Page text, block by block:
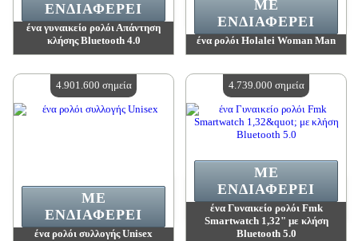
ένα γυναικείο ρολόι Απάντηση
κλήσης Bluetooth 4.0
Διαθέσιμη ποσότητα:4
ΕΝΔΙΑΦΈΡΕΙ
ένα ρολόι Holalei Woman Man
Διαθέσιμη ποσότητα:4
ΜΕ
ΕΝΔΙΑΦΈΡΕΙ
ένα ρολόι συλλογής Unisex
ΜΕ
ΕΝΔΙΑΦΈΡΕΙ
4.901.600 σημεία
ένα Γυναικείο ρολόι Fmk
Smartwatch 1,32" με κλήση
Bluetooth 5.0
ΜΕ
ΕΝΔΙΑΦΈΡΕΙ
4.739.000 σημεία